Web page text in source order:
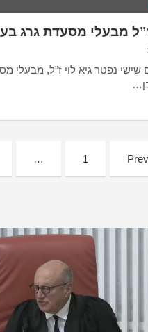
מבעלי מסעדת גרג
שישי נפטר גיא לוי ז”ל, מבעלי
1
…